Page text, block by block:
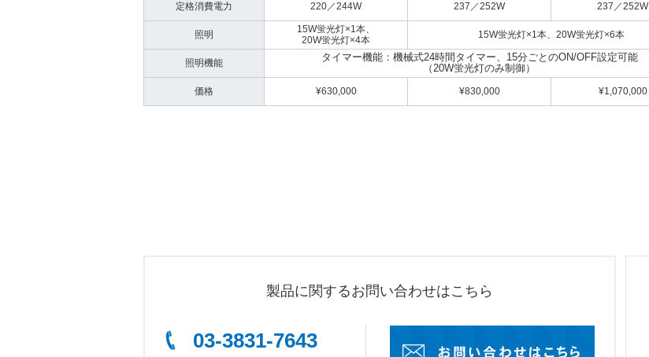
定格消費電力 220／244W 237／252W 237／252W
照明
15W蛍光灯×1本、
20W蛍光灯×4本
15W蛍光灯×1本、20W蛍光灯×6本
照明機能
タイマー機能：機械式24時間タイマー、15分ごとのON/OFF設定可能
（20W蛍光灯のみ制御）
価格 ¥630,000 ¥830,000 ¥1,070,000
製品に関するお問い合わせはこちら
03-3831-7643